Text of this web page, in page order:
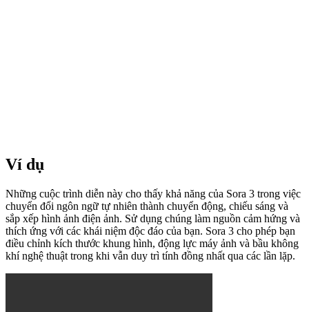
Ví dụ
Những cuộc trình diễn này cho thấy khả năng của Sora 3 trong việc
chuyển đổi ngôn ngữ tự nhiên thành chuyển động, chiếu sáng và
sắp xếp hình ảnh điện ảnh. Sử dụng chúng làm nguồn cảm hứng và
thích ứng với các khái niệm độc đáo của bạn. Sora 3 cho phép bạn
điều chỉnh kích thước khung hình, động lực máy ảnh và bầu không
khí nghệ thuật trong khi vẫn duy trì tính đồng nhất qua các lần lặp.